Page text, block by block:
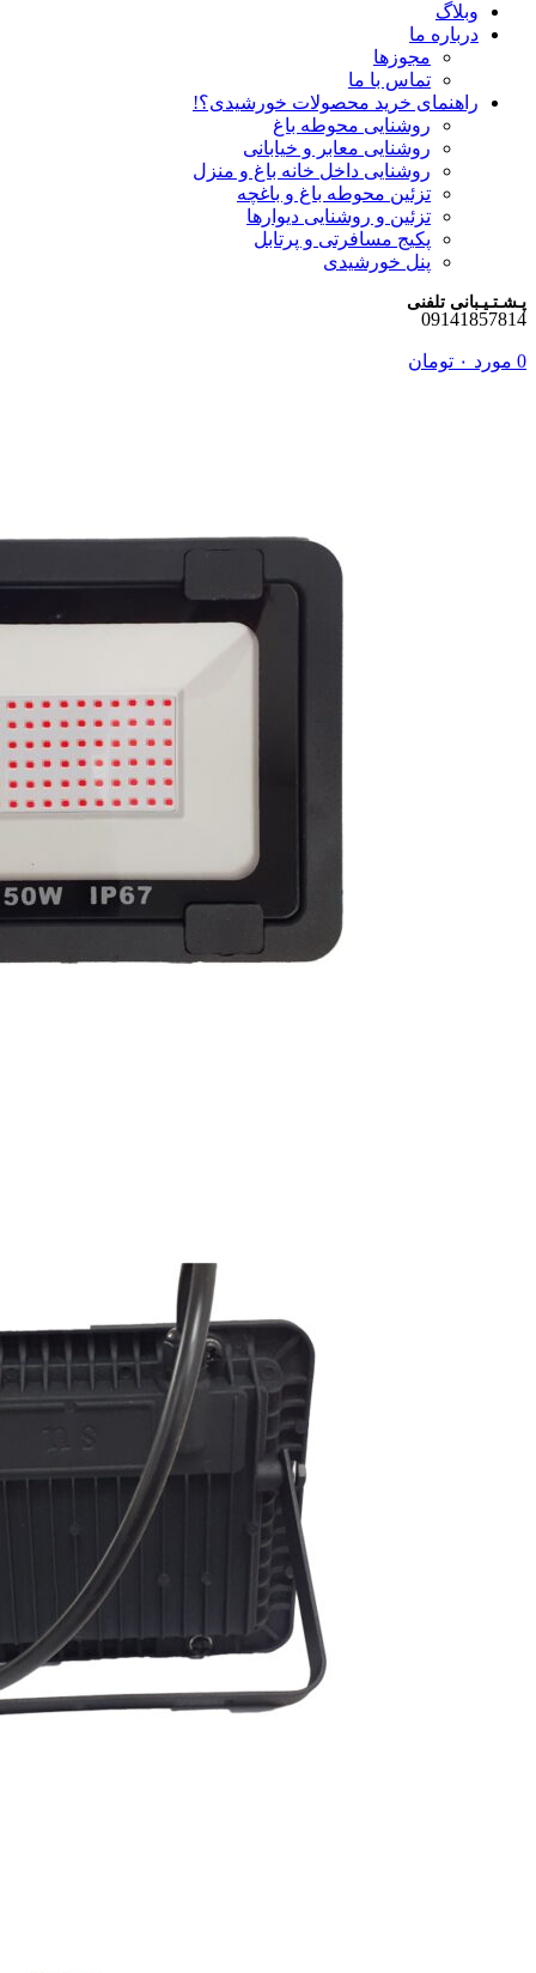
وبلاگ
درباره ما
مجوزها
تماس با ما
راهنمای خرید محصولات خورشیدی؟!
روشنایی محوطه باغ
روشنایی معابر و خیابانی
روشنایی داخل خانه باغ و منزل
تزئین محوطه باغ و باغچه
تزئین و روشنایی دیوارها
پکیج مسافرتی و پرتابل
پنل خورشیدی
پـشـتـیـبانی تلفنی
09141857814
0 مورد ۰ تومان